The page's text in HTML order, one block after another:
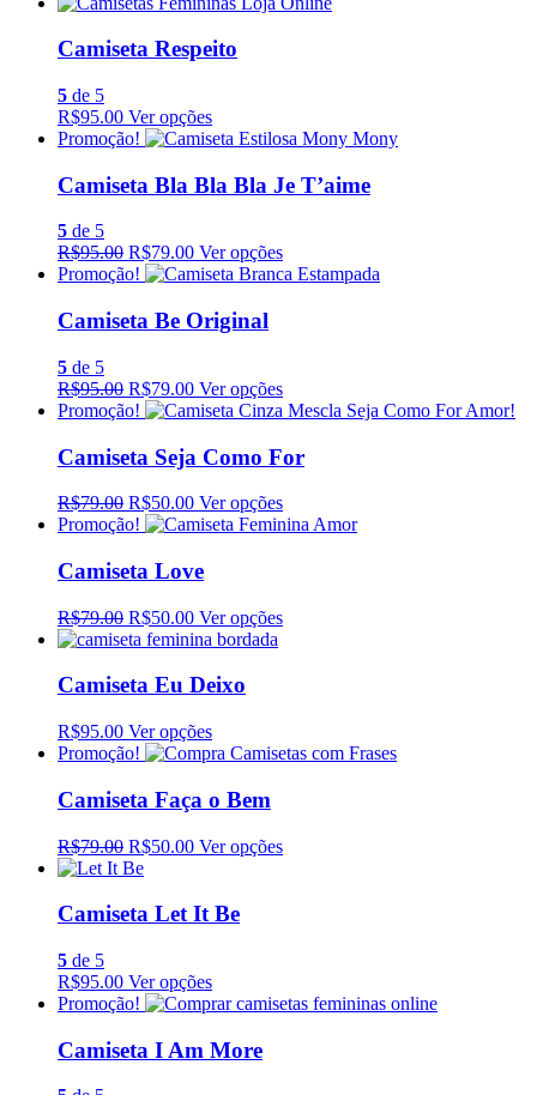
Camiseta Respeito
5 de 5
R$95.00 Ver opções
Promoção!
Camiseta Bla Bla Bla Je T’aime
5 de 5
R$95.00 R$79.00 Ver opções
Promoção!
Camiseta Be Original
5 de 5
R$95.00 R$79.00 Ver opções
Promoção!
Camiseta Seja Como For
R$79.00 R$50.00 Ver opções
Promoção!
Camiseta Love
R$79.00 R$50.00 Ver opções
Camiseta Eu Deixo
R$95.00 Ver opções
Promoção!
Camiseta Faça o Bem
R$79.00 R$50.00 Ver opções
Camiseta Let It Be
5 de 5
R$95.00 Ver opções
Promoção!
Camiseta I Am More